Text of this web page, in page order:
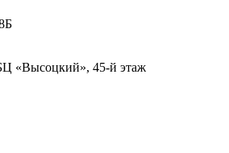
«Высоцкий», 45-й этаж